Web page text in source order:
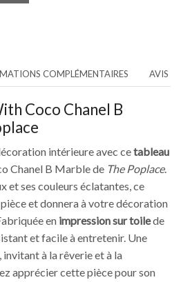
COMPLÉMENTAIRES AVIS
Coco Chanel B
intérieure avec cetableau
Chanel B Marble de The Poplace.
et ses couleurs éclatantes, ce
et donnera à votre décoration
en impression sur toilede
et facile à entretenir. Une
à la rêverie et à la
apprécier cette pièce pour son